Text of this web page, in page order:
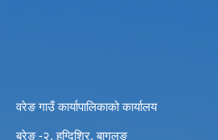
वरेङ गाउँ कार्यापालिकाको कार्यालय
बरेङ -२, हुग्दिशिर, बागलुङ